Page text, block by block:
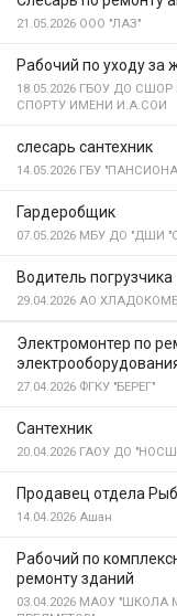
21.05.2026 ООО "ЛАЗ"
Рабочий по уходу за
18.05.2026 ГБОУ ДО СШОР
СПОРТУ ИМЕНИ И.А.СОИ
слесарь сантехник
14.05.2026 ГБУ
Гардеробщик
07.05.2026 МБУ ДО "ДШИ
Водитель погрузчика
29.04.2026 АО
Электромонтер по
27.04.2026 ФГКУ "БЕРЕГ"
Сантехник
20.04.2026 ГАОУ ДО
Продавец отдела
14.04.2026 Ашан
Рабочий по
ремонту зданий
03.04.2026 МАОУ "ШКОЛА